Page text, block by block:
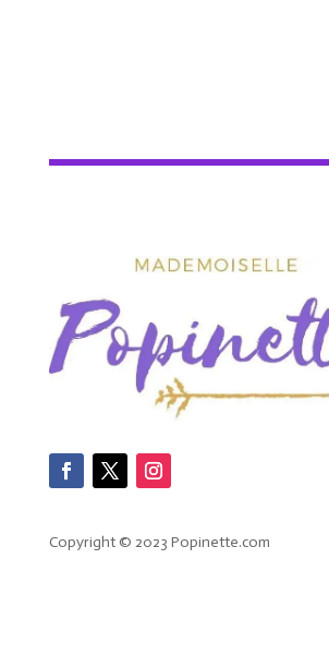
Copyright © 2023 Popinette.com